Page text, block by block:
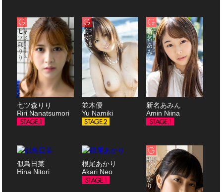
七ツ森りり
Riri Nanatsumori
並木優
Yu Namiki
新名あみん
Amin Niina
似鳥日菜
Hina Nitori
根尾あかり
Akari Neo